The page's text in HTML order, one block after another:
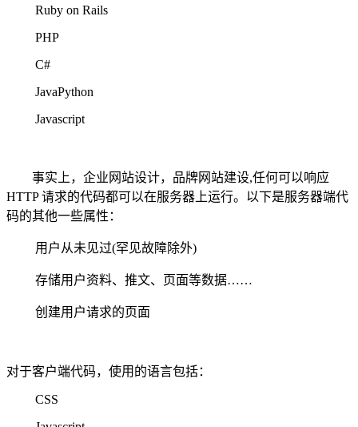
Ruby on Rails
PHP
C#
JavaPython
Javascript
事实上，企业网站设计，品牌网站建设,任何可以响应
HTTP 请求的代码都可以在服务器上运行。以下是服务器端代
码的其他一些属性：
用户从未见过(罕见故障除外)
存储用户资料、推文、页面等数据……
创建用户请求的页面
对于客户端代码，使用的语言包括：
CSS